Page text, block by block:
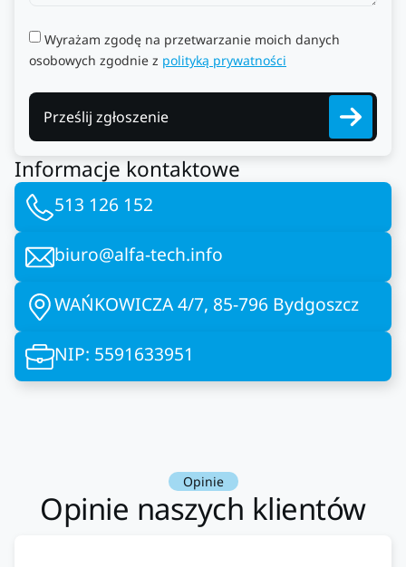
Wyrażam zgodę na przetwarzanie moich danych
osobowych zgodnie z polityką prywatności
Prześlij zgłoszenie
Informacje kontaktowe
513 126 152
biuro@alfa-tech.info
WAŃKOWICZA 4/7, 85-796 Bydgoszcz
NIP: 5591633951
Opinie
Opinie naszych klientów